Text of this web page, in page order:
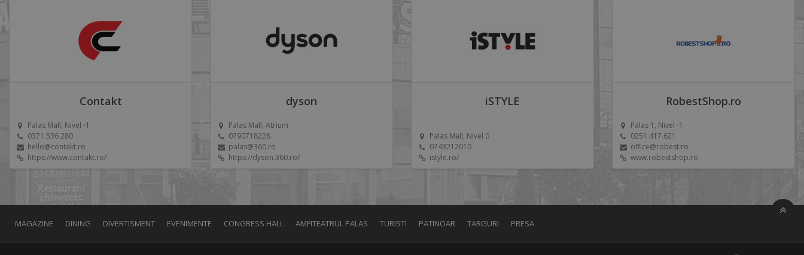
Contakt
Palas Mall, Nivel -1
0371 536 280
hello@contakt.ro
https://www.contakt.ro/
dyson
Palas Mall, Atrium
0790718228
palas@360.ro
https://dyson.360.ro/
iSTYLE
Palas Mall, Nivel 0
0743212010
istyle.ro/
RobestShop.ro
Palas 1, Nivel -1
0251.417.621
office@robest.ro
www.robestshop.ro
MAGAZINE DINING DIVERTISMENT EVENIMENTE CONGRESS HALL AMFITEATRUL PALAS TURISTI PATINOAR TARGURI PRESA